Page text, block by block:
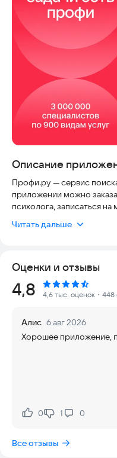
Описание
Профи.ру — сервис
приложении можно
психолога, записаться
найти мастера и
На Профи.ру более 3 000
которые помогут с чем
репетиторы, сантехники,
Профи.ру — биржа
– По профессии:
автоинструкторы,
выгул собак,
ремонтные и отделочные
– По предмету:
Читать дальше
Оценки и отзывы
Рейтинг:
4,8 4,6 тыс. оценок ・
Алис 6 авг 2026
Хорошее приложение,
Нравится:
0Не нравится:
1 0
Все отзывы